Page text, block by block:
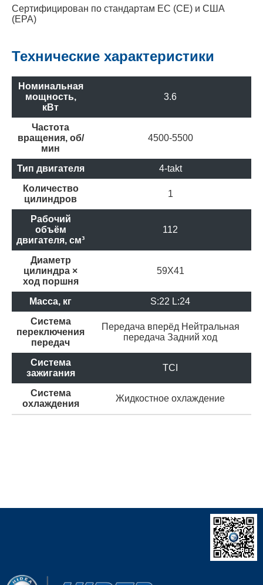
Сертифицирован по стандартам ЕС (CE) и США
(EPA)
Технические характеристики
Номинальная
мощность,
кВт
3.6
Частота
вращения, об/
мин
4500-5500
Тип двигателя
4-takt
Количество
цилиндров
1
Рабочий
объём
двигателя, см³
112
Диаметр
цилиндра ×
ход поршня
59X41
Масса, кг
S:22 L:24
Система
переключения
передач
Передача вперёд Нейтральная
передача Задний ход
Система
зажигания
TCI
Система
охлаждения
Жидкостное охлаждение